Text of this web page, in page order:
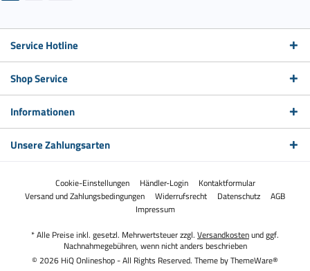
Service Hotline
Shop Service
Informationen
Unsere Zahlungsarten
Cookie-Einstellungen Händler-Login
Kontaktformular
Versand und Zahlungsbedingungen
Widerrufsrecht Datenschutz
AGB
Impressum
* Alle Preise inkl. gesetzl. Mehrwertsteuer zzgl. Versandkostenund ggf.
Nachnahmegebühren, wenn nicht anders beschrieben
© 2026 HiQ Onlineshop - All Rights Reserved. Theme byThemeWare®